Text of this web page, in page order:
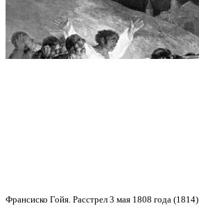
Франсиско Гойя. Расстрел 3 мая 1808 года (1814)